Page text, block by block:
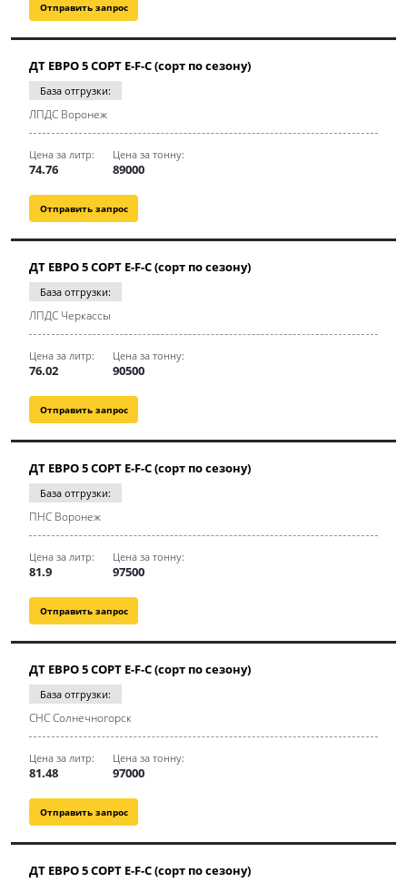
Отправить запрос
Отправить запрос
ДТ ЕВРО 5 СОРТ E-F-C (сорт по сезону)
База отгрузки:
ЛПДС Воронеж
Цена за литр:
74.76
Цена за тонну:
89000
Отправить запрос
ДТ ЕВРО 5 СОРТ E-F-C (сорт по сезону)
База отгрузки:
ЛПДС Черкассы
Цена за литр:
76.02
Цена за тонну:
90500
Отправить запрос
ДТ ЕВРО 5 СОРТ E-F-C (сорт по сезону)
База отгрузки:
ПНС Воронеж
Цена за литр:
81.9
Цена за тонну:
97500
Отправить запрос
ДТ ЕВРО 5 СОРТ E-F-C (сорт по сезону)
База отгрузки:
СНС Солнечногорск
Цена за литр:
81.48
Цена за тонну:
97000
ДТ ЕВРО 5 СОРТ E-F-C (сорт по сезону)